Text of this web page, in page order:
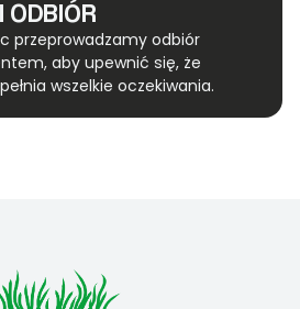
ODBIÓR
przeprowadzamy odbiór
aby upewnić się, że
wszelkie oczekiwania.